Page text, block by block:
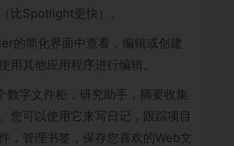
比Spotlight更快）。
的简化界面中查看，编辑或创建
用其他应用程序进行编辑。
数字文件柜，研究助手，摘要收集
您可以使用它来写日记，跟踪项目
，管理书签，保存您喜欢的Web文